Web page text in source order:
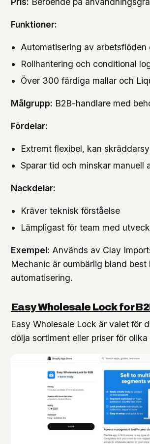
Funktioner:
Automatisering av
Rollhantering och conditional
Över 300 färdiga mallar och
Målgrupp: B2B-handlare med
Fördelar:
Extremt flexibel, kan
Sparar tid och minskar manuell
Nackdelar:
Kräver teknisk förståelse
Lämpligast för team med
Exempel: Används av Clay
Mechanic är oumbärlig bland
automatisering.
Easy Wholesale Lock for
Easy Wholesale Lock är valet för
dölja sortiment eller priser för